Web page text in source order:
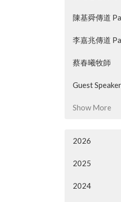
陳基舜傳道
李嘉兆傳道
蔡春曦牧師
Guest Speaker
Show More
2026
2025
2024